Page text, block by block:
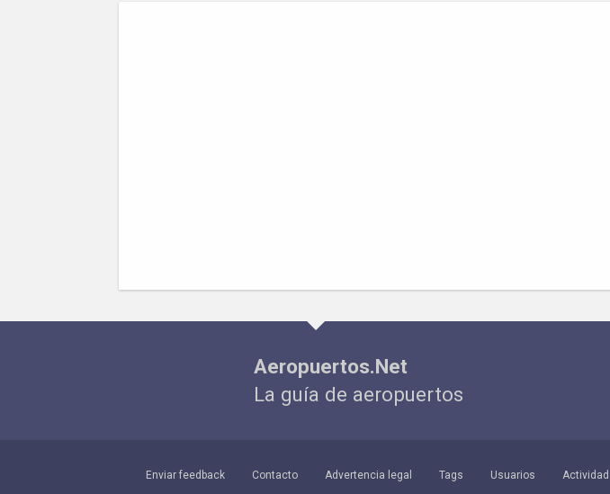
Aeropuertos.Net
La guía de aeropuertos
Enviar feedback Contacto Advertencia legal Tags Usuarios Actividad